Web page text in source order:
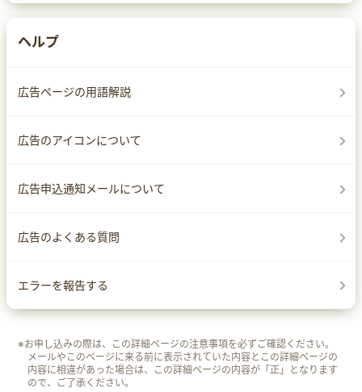
ヘルプ
広告ページの用語解説
広告のアイコンについて
広告申込通知メールについて
広告のよくある質問
エラーを報告する
※お申し込みの際は、この詳細ページの注意事項を必ずご確認ください。
メールやこのページに来る前に表示されていた内容とこの詳細ページの
内容に相違があった場合は、この詳細ページの内容が「正」となります
ので、ご了承ください。